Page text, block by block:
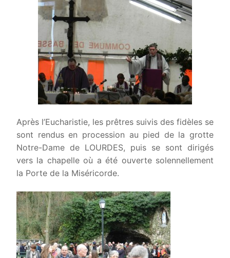
Après l’Eucharistie, les prêtres suivis des fidèles se
sont rendus en procession au pied de la grotte
Notre-Dame de LOURDES, puis se sont dirigés
vers la chapelle où a été ouverte solennellement
la Porte de la Miséricorde.